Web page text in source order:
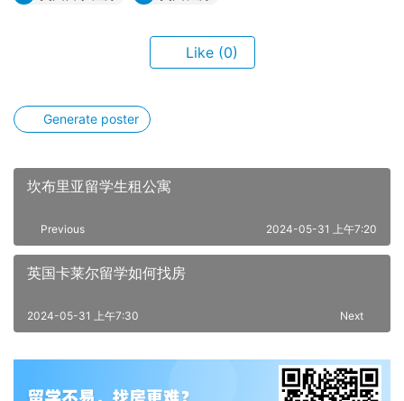
Like (0)
Generate poster
坎布里亚留学生租公寓
Previous 2024-05-31 上午7:20
英国卡莱尔留学如何找房
Next
2024-05-31 上午7:30